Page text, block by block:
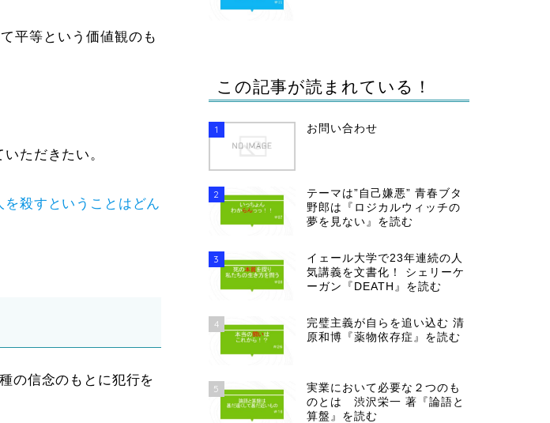
平等という価値観のも
ただきたい。
を殺すということはどん
の信念のもとに犯行を
この記事が読まれている！
1 お問い合わせ
2
テーマは”自己嫌悪” 青春ブタ
野郎は『ロジカルウィッチの
夢を見ない』を読む
3
イェール大学で23年連続の人
気講義を文書化！ シェリーケ
ーガン『DEATH』を読む
4
完璧主義が自らを追い込む 清
原和博『薬物依存症』を読む
5
実業において必要な２つのも
のとは 渋沢栄一 著『論語と
算盤』を読む